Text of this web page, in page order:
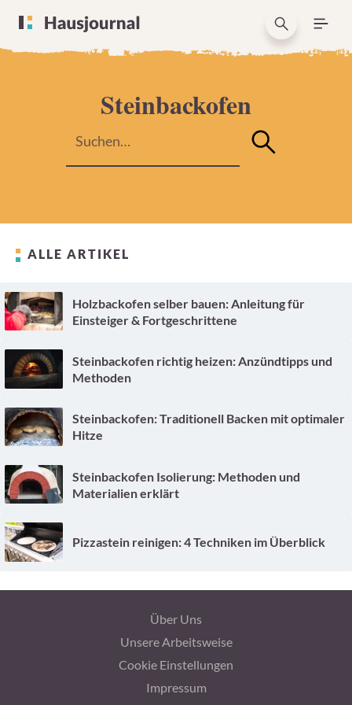
Steinbackofen
ALLE ARTIKEL
Holzbackofen selber bauen: Anleitung für
Einsteiger & Fortgeschrittene
Steinbackofen richtig heizen: Anzündtipps und
Methoden
Steinbackofen: Traditionell Backen mit optimaler
Hitze
Steinbackofen Isolierung: Methoden und
Materialien erklärt
Pizzastein reinigen: 4 Techniken im Überblick
Über Uns
Unsere Arbeitsweise
Cookie Einstellungen
Impressum